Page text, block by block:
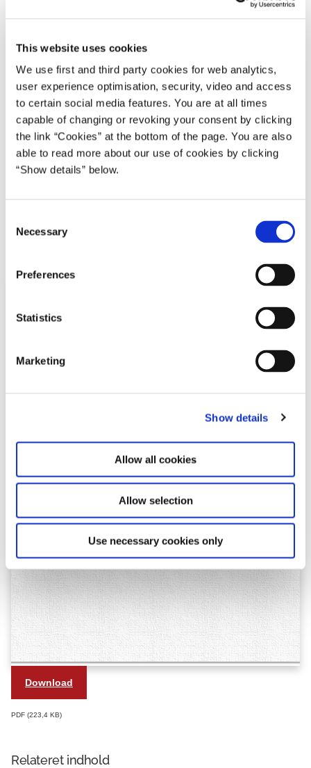
This website uses cookies
We use first and third party cookies for web analytics,
user experience optimisation, security, video and access
to certain social media features. You are at all times
capable of changing or revoking your consent by clicking
the link “Cookies” at the bottom of the page. You are also
able to read more about our use of cookies by clicking
“Show details” below.
Necessary
Preferences
Statistics
Marketing
Show details
Allow all cookies
Allow selection
Use necessary cookies only
faglige, personlige og
deler imidlertid opfattelsen af, at denne vurdering ikke er
tilstrækkelig nuanceret i forhold til at vurdere elevernes
reelle formåen. Derfor er regeringen og Dansk Folkeparti
enige om, at der i efteråret 2017 fremsættes forslag til
ændring af vejledningsloven om indførelse af en
praksisfaglig dimension i vurderingen af elevernes
parathed til uddannelse.
undervisningsministeren inddrage eksperter og praktikere i
Download
PDF 223,4 KB
Relateret indhold